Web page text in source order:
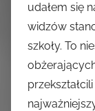
udałem się
widzów
szkoły. To